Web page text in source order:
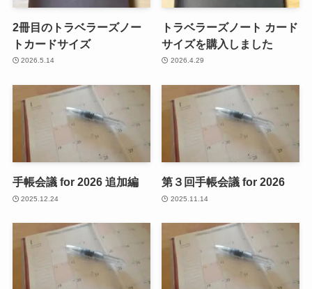
2冊目のトラベラーズノー
トカードサイズ
2026.5.14
トラベラーズノート カード
サイズを購入しました
2026.4.29
手帳会議 for 2026 追加編
2025.12.24
第３回手帳会議 for 2026
2025.11.14